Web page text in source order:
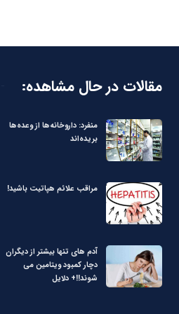
مقالات در حال مشاهده:
منفرد: داروخانه‌ها از وعده‌ها
بریده‌اند
مراقب علائم هپاتیت باشید!
آدم های تنها بیشتر از دیگران
دچار کمبود ویتامین می
شوند!!+ دلایل